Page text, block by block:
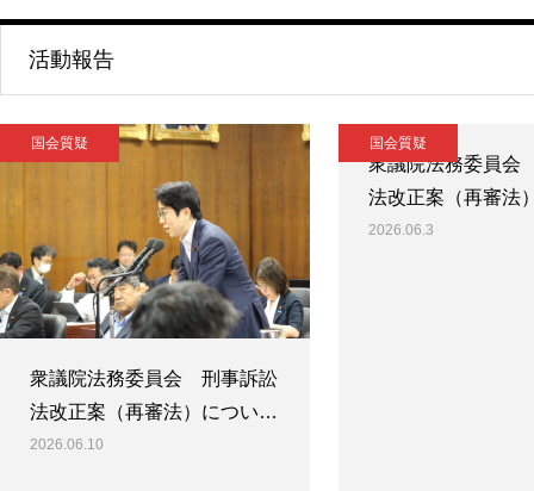
活動報告
国会質疑
衆議院法務委員会 刑事訴訟
法改正案（再審法）につい…
2026.06.10
国会質疑
衆議院法務委員
法改正案（再審法
2026.06.3